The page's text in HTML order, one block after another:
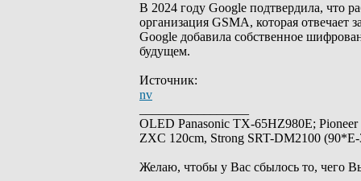
В 2024 году Google подтвердила, что
организация GSMA, которая отвечает
Google добавила собственное
будущем.
Источник:
nv
OLED Panasonic TX-65HZ980E;
ZXC 120cm, Strong SRT-DM2100
Желаю, чтобы у Вас сбылось то, чего